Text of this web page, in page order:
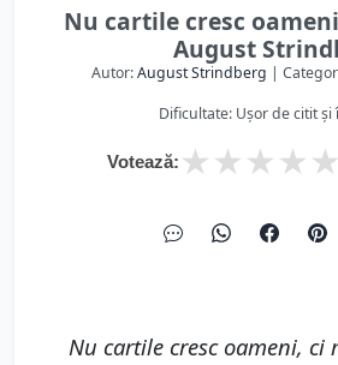
Nu cartile cresc
August
Autor:August Strindberg |
Dificultate: Ușor de citit și
Votează: ★
★
★
★
★
Nu cartile cresc oameni, ci